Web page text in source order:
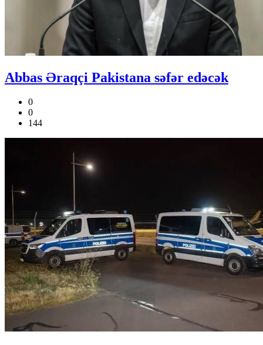
Abbas Əraqçi Pakistana səfər edəcək
0
0
144